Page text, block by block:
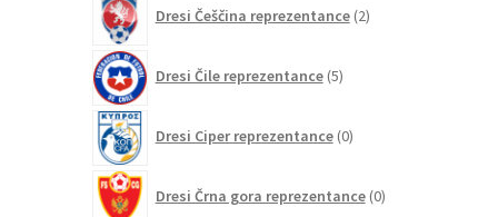
Dresi Češčina reprezentance 2izdelka
Dresi Čile reprezentance 5izdelkov
Dresi Ciper reprezentance 0izdelkov
Dresi Črna gora reprezentance 0izdelkov